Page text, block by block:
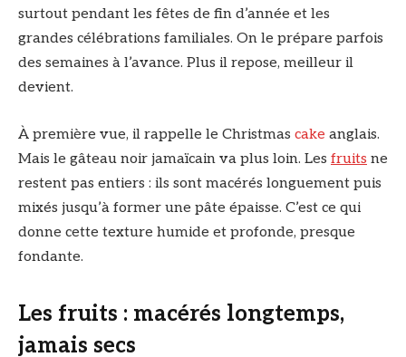
surtout pendant les fêtes de fin d’année et les
grandes célébrations familiales. On le prépare parfois
des semaines à l’avance. Plus il repose, meilleur il
devient.
À première vue, il rappelle le Christmas cake anglais.
Mais le gâteau noir jamaïcain va plus loin. Les fruits ne
restent pas entiers : ils sont macérés longuement puis
mixés jusqu’à former une pâte épaisse. C’est ce qui
donne cette texture humide et profonde, presque
fondante.
Les fruits : macérés longtemps,
jamais secs